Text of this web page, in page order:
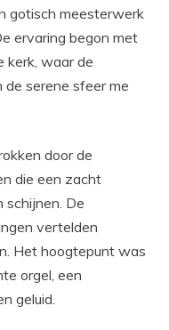
gotisch meesterwerk
ervaring begon met
kerk, waar de
serene sfeer me
door de
die een zacht
schijnen. De
vertelden
Het hoogtepunt was
orgel, een
geluid.